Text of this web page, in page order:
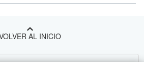
AL INICIO